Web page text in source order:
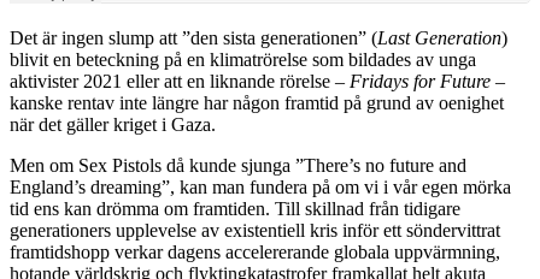
Det är ingen slump att ”den sista generationen” (Last Generation)
blivit en beteckning på en klimatrörelse som bildades av unga
aktivister 2021 eller att en liknande rörelse – Fridays for Future –
kanske rentav inte längre har någon framtid på grund av oenighet
när det gäller kriget i Gaza.
Men om Sex Pistols då kunde sjunga ”There’s no future and
England’s dreaming”, kan man fundera på om vi i vår egen mörka
tid ens kan drömma om framtiden. Till skillnad från tidigare
generationers upplevelse av existentiell kris inför ett söndervittrat
framtidshopp verkar dagens accelererande globala uppvärmning,
hotande världskrig och flyktingkatastrofer framkallat helt akuta